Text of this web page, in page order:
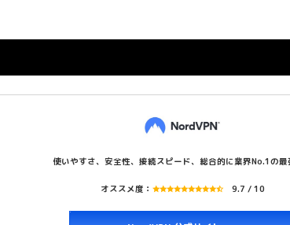
使いやすさ、安全性、接続スピード、総合的に業界No.1の最
オススメ度： 9.7 / 10